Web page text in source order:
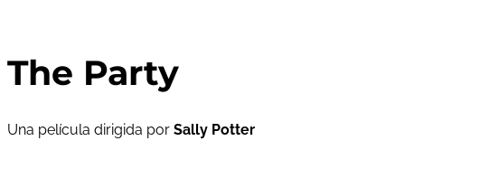
The Party
Una película dirigida por Sally Potter